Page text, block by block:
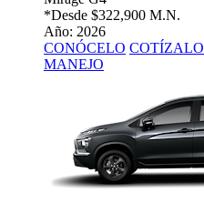
*Desde $322,900 M.N.
Año: 2026
CONÓCELO COTÍZALO
MANEJO